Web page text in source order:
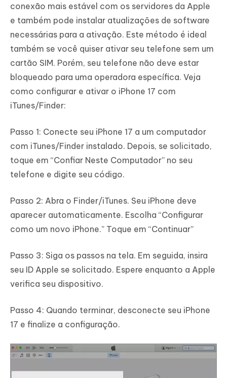
conexão mais estável com os servidores da Apple
e também pode instalar atualizações de software
necessárias para a ativação. Este método é ideal
também se você quiser ativar seu telefone sem um
cartão SIM. Porém, seu telefone não deve estar
bloqueado para uma operadora específica. Veja
como configurar e ativar o iPhone 17 com
iTunes/Finder:
Passo 1: Conecte seu iPhone 17 a um computador
com iTunes/Finder instalado. Depois, se solicitado,
toque em “Confiar Neste Computador” no seu
telefone e digite seu código.
Passo 2: Abra o Finder/iTunes. Seu iPhone deve
aparecer automaticamente. Escolha “Configurar
como um novo iPhone.” Toque em “Continuar”
Passo 3: Siga os passos na tela. Em seguida, insira
seu ID Apple se solicitado. Espere enquanto a Apple
verifica seu dispositivo.
Passo 4: Quando terminar, desconecte seu iPhone
17 e finalize a configuração.